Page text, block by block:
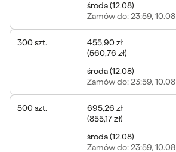
środa(12.08)
Zamówdo: 23:59, 10.08
300 szt.
455,90 zł
(560,76 zł)
środa(12.08)
Zamówdo: 23:59, 10.08
500 szt.
695,26 zł
(855,17 zł)
środa(12.08)
Zamówdo: 23:59, 10.08